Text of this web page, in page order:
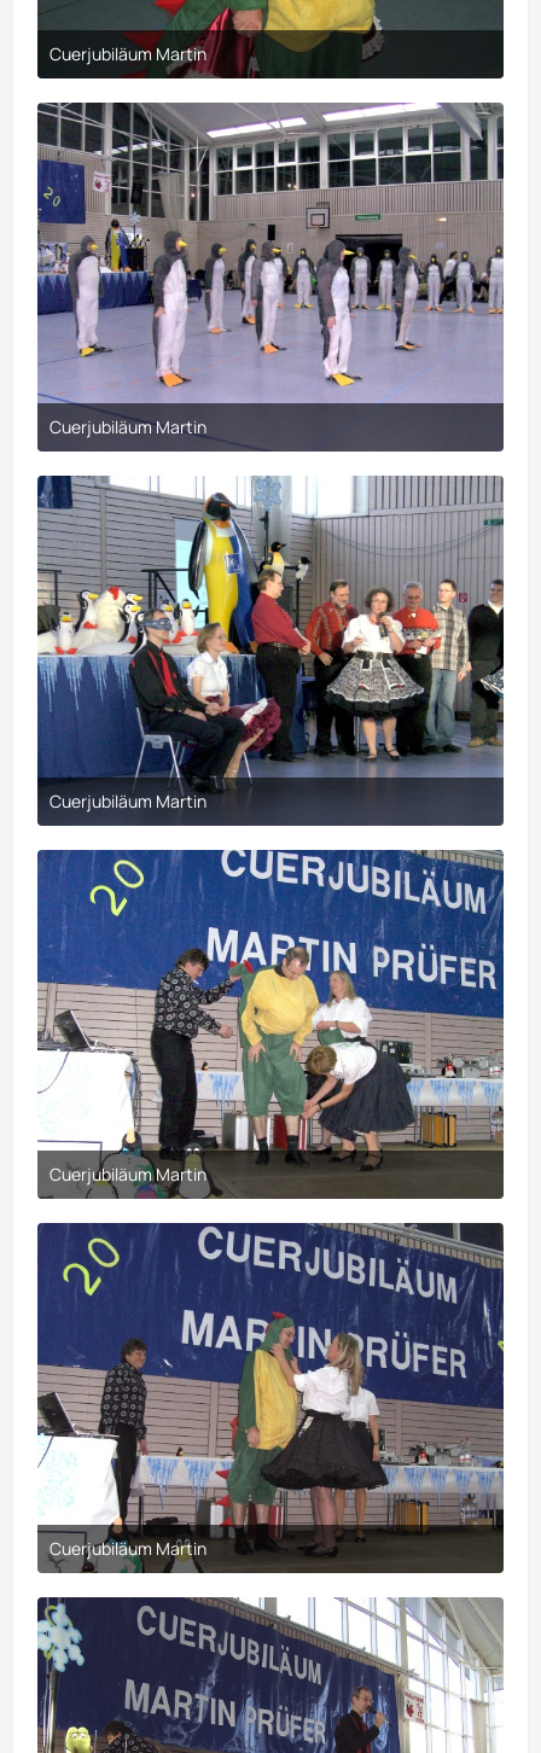
Cuerjubiläum Martin
30. März 2017 um 21:10
Cuerjubiläum Martin
30. März 2017 um 21:10
Cuerjubiläum Martin
30. März 2017 um 21:10
Cuerjubiläum Martin
30. März 2017 um 21:10
Cuerjubiläum Martin
30. März 2017 um 21:10